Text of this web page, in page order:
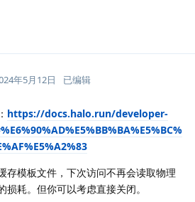
年5月12日 已编辑
https://docs.halo.run/developer-
存模板文件，下次访问不再会读取物理
耗。但你可以考虑直接关闭。